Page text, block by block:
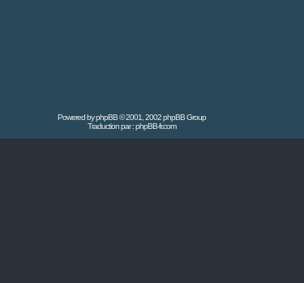
Powered byphpBB© 2001, 2002 phpBB Group
Traduction par :phpBB-fr.com